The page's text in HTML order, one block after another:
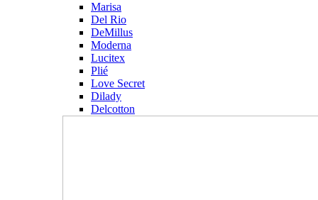
Marisa
Del Rio
DeMillus
Moderna
Lucitex
Plié
Love Secret
Dilady
Delcotton